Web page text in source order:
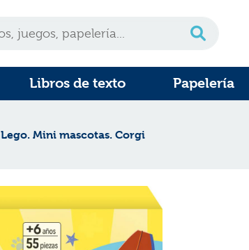
Libros de texto Papelería
Lego. Mini mascotas. Corgi